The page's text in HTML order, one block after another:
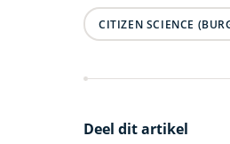
CITIZEN SCIENCE
Deel dit artikel